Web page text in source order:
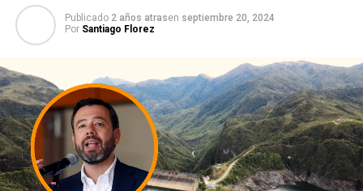
Publicado 2 años atrasen septiembre 20, 2024
Por Santiago Florez